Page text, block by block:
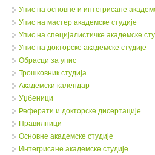
Упис на основне и интегрисане
Упис на мастер академске студије
Упис на специјалистичке академске
Упис на докторске академске студије
Обрасци за упис
Трошковник студија
Академски календар
Уџбеници
Реферати и докторске дисертације
Правилници
Oсновне академске студије
Интегрисане академске студије